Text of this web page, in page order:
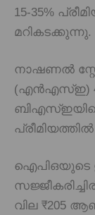
15-35%
മറികടക്കുന്നു.
നാഷണൽ
(എൻഎസ്ഇ)
ഐപിഒയുടെ
വില ₹205